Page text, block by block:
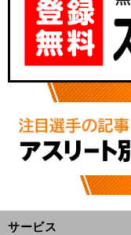
サービス